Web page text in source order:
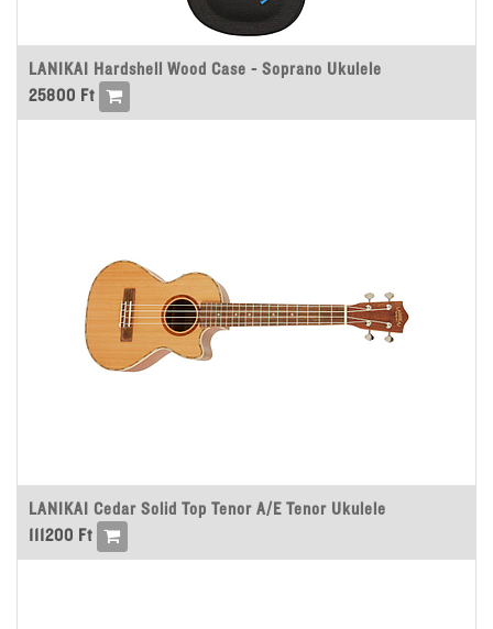
LANIKAI Hardshell Wood Case - Soprano Ukulele
25800 Ft
LANIKAI Cedar Solid Top Tenor A/E Tenor Ukulele
111200 Ft